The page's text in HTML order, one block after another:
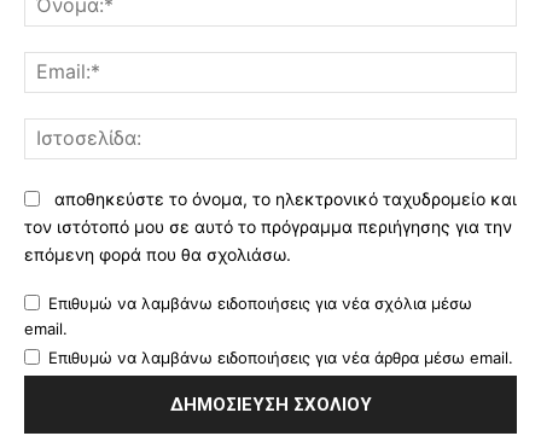
αποθηκεύστε το όνομα, το ηλεκτρονικό ταχυδρομείο και
τον ιστότοπό μου σε αυτό το πρόγραμμα περιήγησης για την
επόμενη φορά που θα σχολιάσω.
Επιθυμώ να λαμβάνω ειδοποιήσεις για νέα σχόλια μέσω
email.
Επιθυμώ να λαμβάνω ειδοποιήσεις για νέα άρθρα μέσω email.